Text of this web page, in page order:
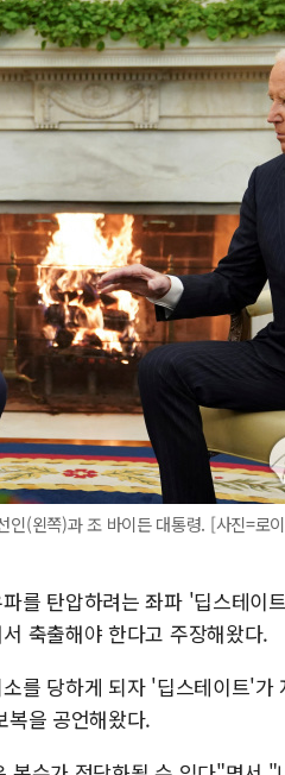
인(왼쪽)과 조 바이든 대통령. [사진=로
를 탄압하려는 좌파 '딥스테이
축출해야 한다고 주장해왔다.
를 당하게 되자 '딥스테이트'가
복을 공언해왔다.